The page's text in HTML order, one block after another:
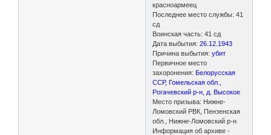
красноармеец
Последнее место службы: 41
сд
Воинская часть: 41 сд
Дата выбытия:26.12.1943
Причина выбытия:убит
Первичное место
захоронения: Белорусская
ССР, Гомельская обл.,
Рогачевский р-н, д. Высокое
Место призыва: Нижне-
Ломовский РВК, Пензенская
обл., Нижне-Ломовский р-н
Информация об архиве -